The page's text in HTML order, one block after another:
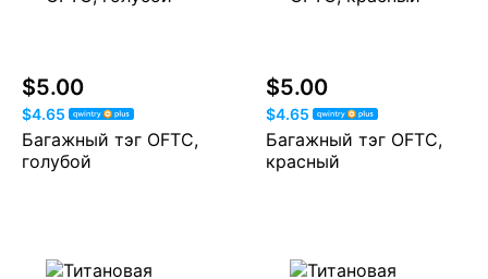
$5.00
$4.65
Багажный тэг OFTC,
голубой
$5.00
$4.65
Багажный тэг OFTC,
красный